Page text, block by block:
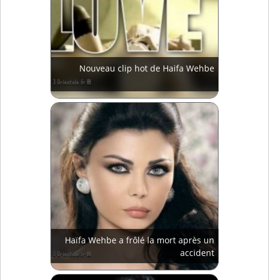
Nouveau clip hot de Haifa Wehbe
Haïfa Wehbe a frôlé la mort après un
accident